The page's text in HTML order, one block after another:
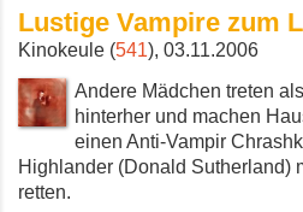
Lustige Vampire zum
Kinokeule (541), 03.11.2006
Andere Mädchen treten
hinterher und machen
einen Anti-Vampir
Highlander (Donald Sutherland)
retten.